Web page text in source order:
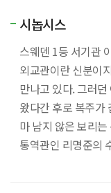
시놉시스
스웨덴 1등 서기관
외교관이란 신분이
만나고 있다. 그러
왔다간 후로 복주가
마 남지 않은 보리
통역관인 리명준의